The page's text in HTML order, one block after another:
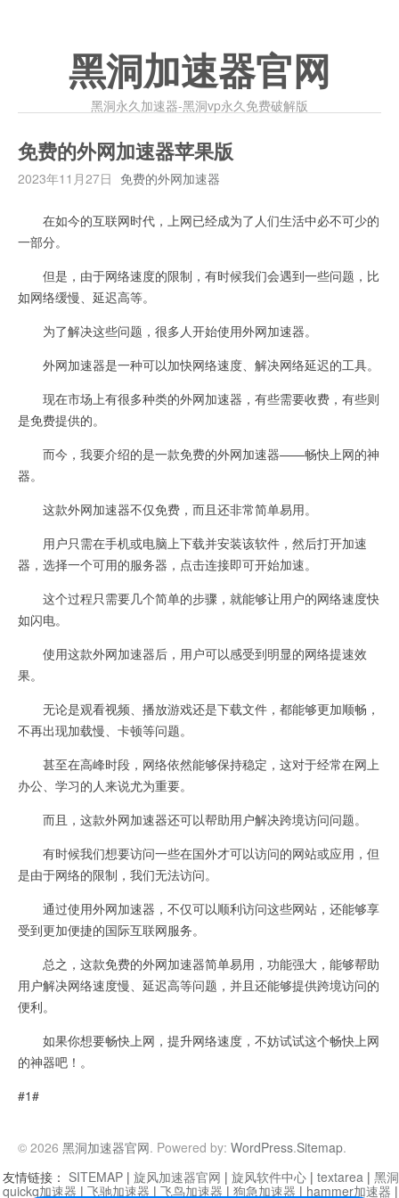
黑洞加速器官网
黑洞永久加速器-黑洞vp永久免费破解版
免费的外网加速器苹果版
2023年11月27日 免费的外网加速器
在如今的互联网时代，上网已经成为了人们生活中必不可少的
一部分。
但是，由于网络速度的限制，有时候我们会遇到一些问题，比
如网络缓慢、延迟高等。
为了解决这些问题，很多人开始使用外网加速器。
外网加速器是一种可以加快网络速度、解决网络延迟的工具。
现在市场上有很多种类的外网加速器，有些需要收费，有些则
是免费提供的。
而今，我要介绍的是一款免费的外网加速器——畅快上网的神
器。
这款外网加速器不仅免费，而且还非常简单易用。
用户只需在手机或电脑上下载并安装该软件，然后打开加速
器，选择一个可用的服务器，点击连接即可开始加速。
这个过程只需要几个简单的步骤，就能够让用户的网络速度快
如闪电。
使用这款外网加速器后，用户可以感受到明显的网络提速效
果。
无论是观看视频、播放游戏还是下载文件，都能够更加顺畅，
不再出现加载慢、卡顿等问题。
甚至在高峰时段，网络依然能够保持稳定，这对于经常在网上
办公、学习的人来说尤为重要。
而且，这款外网加速器还可以帮助用户解决跨境访问问题。
有时候我们想要访问一些在国外才可以访问的网站或应用，但
是由于网络的限制，我们无法访问。
通过使用外网加速器，不仅可以顺利访问这些网站，还能够享
受到更加便捷的国际互联网服务。
总之，这款免费的外网加速器简单易用，功能强大，能够帮助
用户解决网络速度慢、延迟高等问题，并且还能够提供跨境访问的
便利。
如果你想要畅快上网，提升网络速度，不妨试试这个畅快上网
的神器吧！。
#1#
© 2026 黑洞加速器官网. Powered by: WordPress.Sitemap.
友情链接： SITEMAP | 旋风加速器官网 | 旋风软件中心 | textarea | 黑
quickq加速器 | 飞驰加速器 | 飞鸟加速器 | 狗急加速器 | hammer加速器